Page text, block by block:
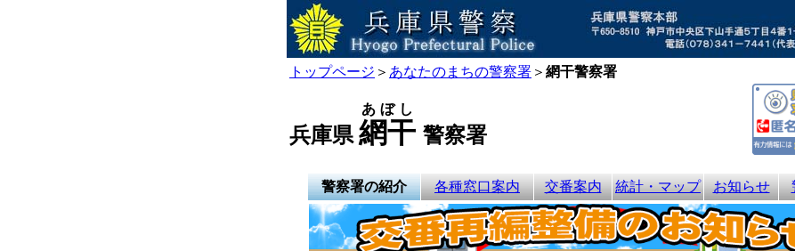
トップページ ＞ あなたのまちの警察署 ＞ 網干警察署
兵庫県網干
あぼし
警察署
警察署の紹介 各種窓口案内 交番案内 統計・マップ お知らせ